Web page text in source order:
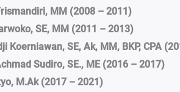
MM (2008 – 2011)
SE, MM (2011 – 2013)
Koerniawan, SE, Ak, MM, BKP, CPA
Sudiro, SE., ME (2016 – 2017)
M.Ak (2017 – 2021)